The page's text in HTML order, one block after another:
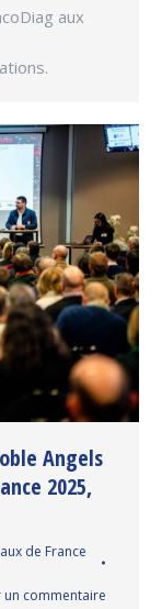
aux
Angels
2025,
de France
un commentaire